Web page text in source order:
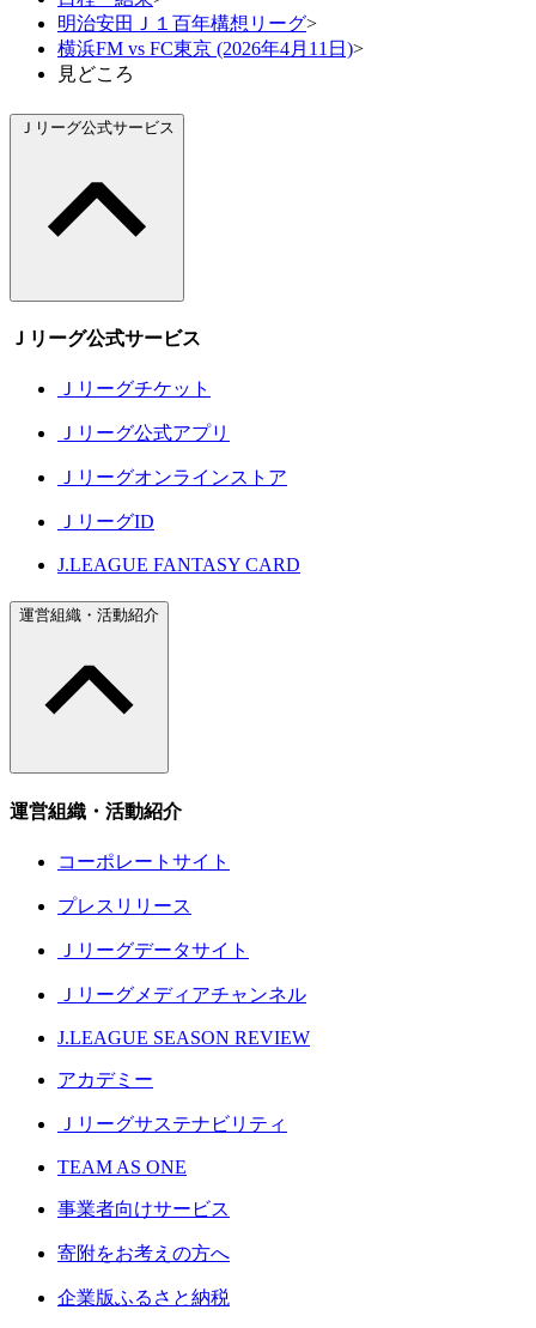
明治安田Ｊ１百年構想リーグ>
横浜FM vs FC東京 (2026年4月11日)>
見どころ
Ｊリーグ公式サービス
Ｊリーグ公式サービス
Ｊリーグチケット
Ｊリーグ公式アプリ
Ｊリーグオンラインストア
ＪリーグID
J.LEAGUE FANTASY CARD
運営組織・活動紹介
運営組織・活動紹介
コーポレートサイト
プレスリリース
Ｊリーグデータサイト
Ｊリーグメディアチャンネル
J.LEAGUE SEASON REVIEW
アカデミー
Ｊリーグサステナビリティ
TEAM AS ONE
事業者向けサービス
寄附をお考えの方へ
企業版ふるさと納税